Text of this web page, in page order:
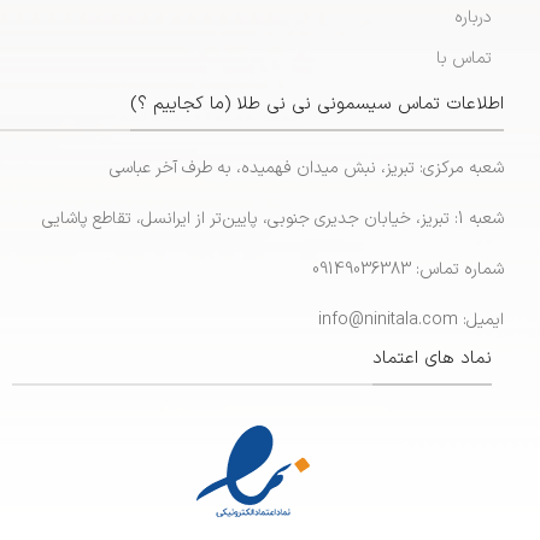
درباره
تماس با
اطلاعات تماس سیسمونی نی نی طلا (ما کجاییم ؟)
شعبه مرکزی: تبریز، نبش میدان فهمیده، به طرف آخر عباسی
شعبه 1: تبریز، خیابان جدیری جنوبی، پایین‌تر از ایرانسل، تقاطع پاشایی
شماره تماس: 09149036383
ایمیل: info@ninitala.com
نماد های اعتماد